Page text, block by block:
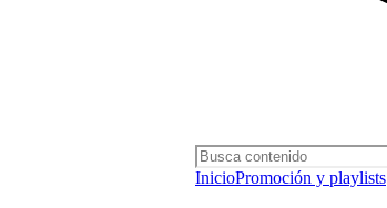
InicioPromoción y playlists